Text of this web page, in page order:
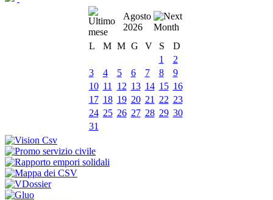
Agosto
2026
L
M M G V S
D
1
2
3
4 5 6 7 8
9
10 11 12 13 14 15 16
17 18 19 20 21 22 23
24 25 26 27 28 29 30
31